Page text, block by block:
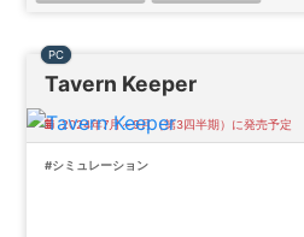
Tavern Keeper
PC
2024年7月～9月（第3四半期）に発売予定
#シミュレーション